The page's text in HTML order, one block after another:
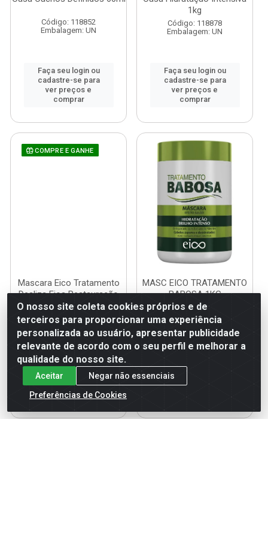
Código: 118852
Embalagem: UN
Faça seu login ou
cadastre-se para
ver preços e
comprar
1kg
Código: 118878
Embalagem: UN
Faça seu login ou
cadastre-se para
ver preços e
comprar
COMPRE E GANHE
Mascara Eico Tratamento
Desliza Fios Restauração
Antifrizz 1...
Código: 118828
Embalagem: UN
Faça seu login ou
cadastre-se para
ver preços e
comprar
MASC EICO TRATAMENTO
BABOSA 1KG
Código: 118799
Embalagem: UN
Faça seu login ou
cadastre-se para
ver preços e
O nosso site coleta cookies próprios e de
terceiros para proporcionar uma experiência
personalizada ao usuário, apresentar publicidade
relevante de acordo com o seu perfil e melhorar a
qualidade do nosso site.
Aceitar
Negar não essenciais
Preferências de Cookies